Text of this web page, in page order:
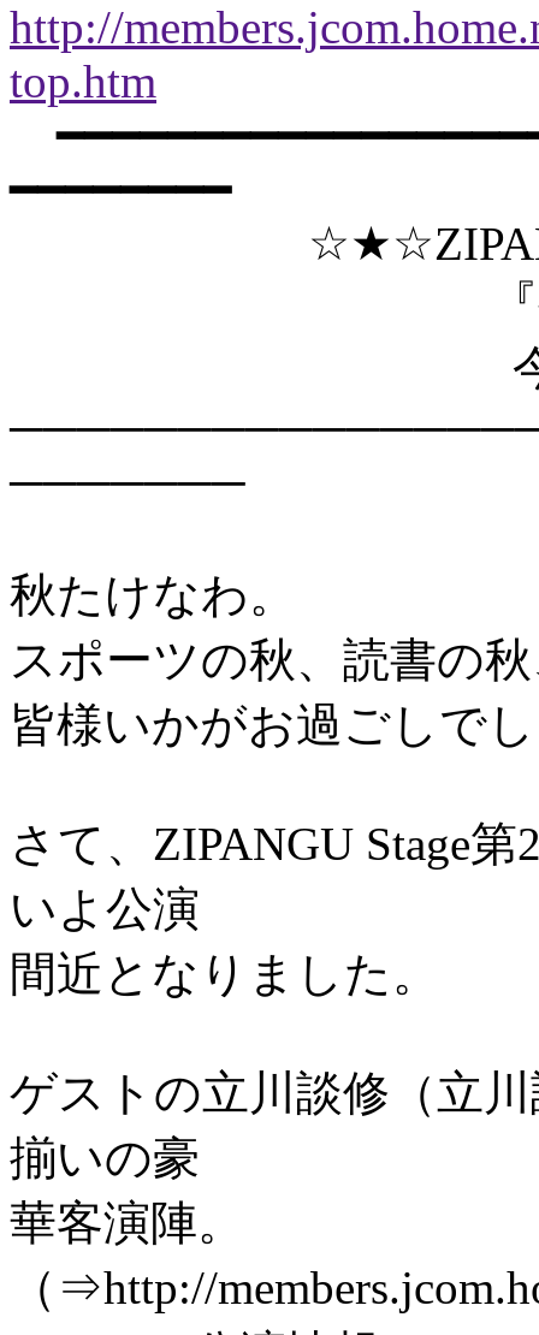
http://
top.htm
━━━━━━━━
☆★☆ZIPANGU
『ゲイ
今週末
───────
秋たけなわ。
スポーツの秋、読書の
皆様いかがお過ごしで
さて、ZIPANGU Stage
いよ公演
間近となりました。
ゲストの立川談修（立
揃いの豪
華客演陣。
（⇒http://